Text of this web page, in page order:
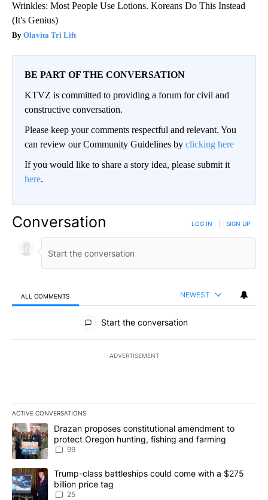
Wrinkles: Most People Use Lotions. Koreans Do This Instead
(It's Genius)
Olavita Tri Lift
BE PART OF THE CONVERSATION
KTVZ is committed to providing a forum for civil and
constructive conversation.
Please keep your comments respectful and relevant. You
can review our Community Guidelines by clicking here
If you would like to share a story idea, please submit it
here.
Conversation LOG IN SIGN UP
ALL COMMENTS NEWEST
All Comments
Start the conversation
ADVERTISEMENT
ACTIVE CONVERSATIONS
The following is a list of the most commented articles in the last
A trending article titled "Drazan proposes constitutional
Drazan proposes constitutional amendment to
protect Oregon hunting, fishing and farming
99
A trending article titled "Trump-class battleships could come
Trump-class battleships could come with a $275
billion price tag
25